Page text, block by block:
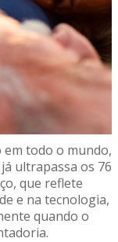
em todo o mundo,
ultrapassa os 76
que reflete
e na tecnologia,
quando o